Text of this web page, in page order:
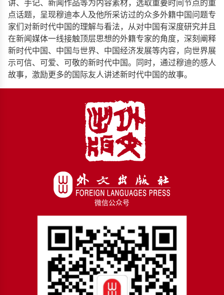
讲、手记、新闻作品等为内容素材，选取重要时间节点的重
点话题，呈现穆迪本人及他所采访过的众多外籍中国问题专
家们对新时代中国的理解与看法，从对中国有深度研究并且
在新闻媒体一线接触顶层思想的外籍专家的角度，深刻阐释
新时代中国、中国与世界、中国经济发展等内容，向世界展
示可信、可爱、可敬的新时代中国。同时，通过穆迪的感人
故事，激励更多的国际友人讲述新时代中国的故事。
微信公众号